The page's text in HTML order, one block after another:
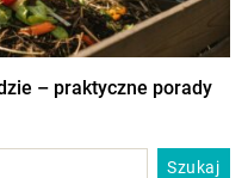
– praktyczne porady